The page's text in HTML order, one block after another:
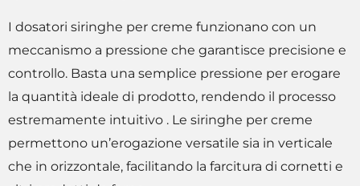
I dosatori siringhe per creme funzionano con un
meccanismo a pressione che garantisce precisione e
controllo. Basta una semplice pressione per erogare
la quantità ideale di prodotto, rendendo il processo
estremamente intuitivo . Le siringhe per creme
permettono un’erogazione versatile sia in verticale
che in orizzontale, facilitando la farcitura di cornetti e